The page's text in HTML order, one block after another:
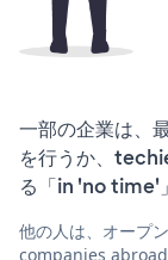
一部の企業は、
を行うか、
る「in 'no time'
他の人は、オープ
companies